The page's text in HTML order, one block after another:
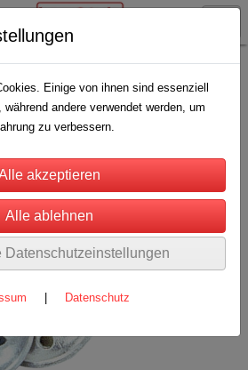
(35)
Einige von ihnen sind essenziell
andere verwendet werden, um
zu verbessern.
Datenschutzeinstellungen
Datenschutz